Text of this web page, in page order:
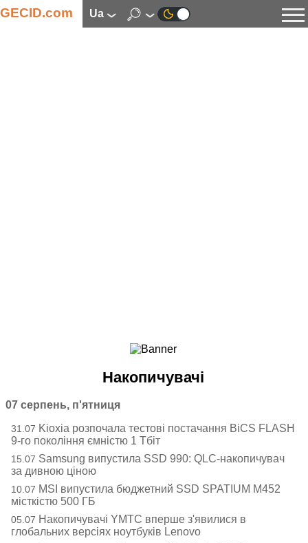
GECID.com ua
Смартфони
Периферія
Автоелектроніка
Ігри
Накопичувачі
07 серпень, п'ятниця
31.07 Kioxia розпочала тестові постачання BiCS FLASH
9-го покоління ємністю 1 Тбіт
15.07 Samsung випустила SSD 990: QLC-накопичувач
за дивною ціною
10.07 MSI випустила бюджетний SSD SPATIUM M452
місткістю 500 ГБ
05.07 Накопичувачі YMTC вперше з'явилися в
глобальних версіях ноутбуків Lenovo